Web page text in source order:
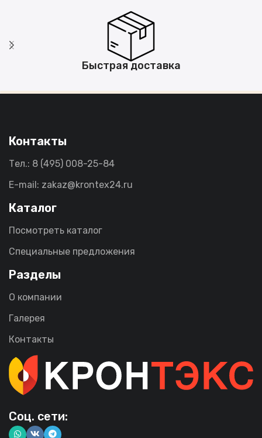
Быстрая доставка
Контакты
Тел.: 8 (495) 008-25-84
E-mail: zakaz@krontex24.ru
Каталог
Посмотреть каталог
Специальные предложения
Разделы
О компании
Галерея
Контакты
Соц. сети: